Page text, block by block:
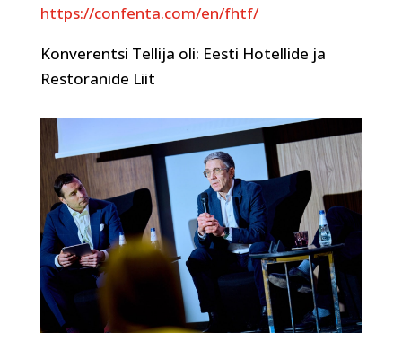
https://confenta.com/en/fhtf/
Konverentsi Tellija oli: Eesti Hotellide ja
Restoranide Liit